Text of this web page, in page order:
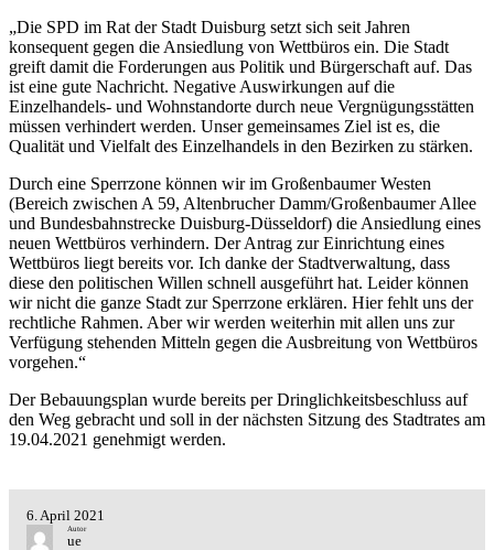
„Die SPD im Rat der Stadt Duisburg setzt sich seit Jahren
konsequent gegen die Ansiedlung von Wettbüros ein. Die Stadt
greift damit die Forderungen aus Politik und Bürgerschaft auf. Das
ist eine gute Nachricht. Negative Auswirkungen auf die
Einzelhandels- und Wohnstandorte durch neue Vergnügungsstätten
müssen verhindert werden. Unser gemeinsames Ziel ist es, die
Qualität und Vielfalt des Einzelhandels in den Bezirken zu stärken.
Durch eine Sperrzone können wir im Großenbaumer Westen
(Bereich zwischen A 59, Altenbrucher Damm/Großenbaumer Allee
und Bundesbahnstrecke Duisburg-Düsseldorf) die Ansiedlung eines
neuen Wettbüros verhindern. Der Antrag zur Einrichtung eines
Wettbüros liegt bereits vor. Ich danke der Stadtverwaltung, dass
diese den politischen Willen schnell ausgeführt hat. Leider können
wir nicht die ganze Stadt zur Sperrzone erklären. Hier fehlt uns der
rechtliche Rahmen. Aber wir werden weiterhin mit allen uns zur
Verfügung stehenden Mitteln gegen die Ausbreitung von Wettbüros
vorgehen.“
Der Bebauungsplan wurde bereits per Dringlichkeitsbeschluss auf
den Weg gebracht und soll in der nächsten Sitzung des Stadtrates am
19.04.2021 genehmigt werden.
6. April 2021
Autor
ue